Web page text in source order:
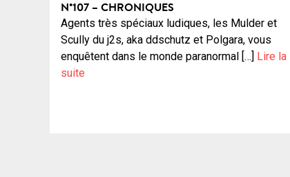
N°107 – CHRONIQUES
Agents très spéciaux ludiques, les Mulder et
Scully du j2s, aka ddschutz et Polgara, vous
enquêtent dans le monde paranormal […]
Lire la
suite